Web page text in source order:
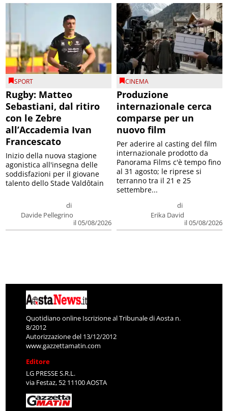
SPORT
Rugby: Matteo
Sebastiani, dal ritiro
con le Zebre
all’Accademia Ivan
Francescato
di
Davide Pellegrino
il 05/08/2026
Inizio della nuova stagione
agonistica all'insegna delle
soddisfazioni per il giovane
talento dello Stade Valdôtain
CINEMA
Produzione
internazionale cerca
comparse per un
nuovo film
di
Erika David
il 05/08/2026
Per aderire al casting del film
internazionale prodotto da
Panorama Films c'è tempo fino
al 31 agosto; le riprese si
terranno tra il 21 e 25
settembre...
Quotidiano online Iscrizione al Tribunale di Aosta n.
8/2012
Autorizzazione del 13/12/2012
www.gazzettamatin.com
Editore
LG PRESSE S.R.L.
via Festaz, 52 11100 AOSTA